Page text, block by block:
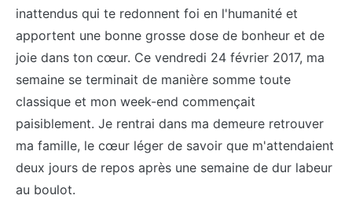
inattendus qui te redonnent foi en l'humanité et
apportent une bonne grosse dose de bonheur et de
joie dans ton cœur. Ce vendredi 24 février 2017, ma
semaine se terminait de manière somme toute
classique et mon week-end commençait
paisiblement. Je rentrai dans ma demeure retrouver
ma famille, le cœur léger de savoir que m'attendaient
deux jours de repos après une semaine de dur labeur
au boulot.